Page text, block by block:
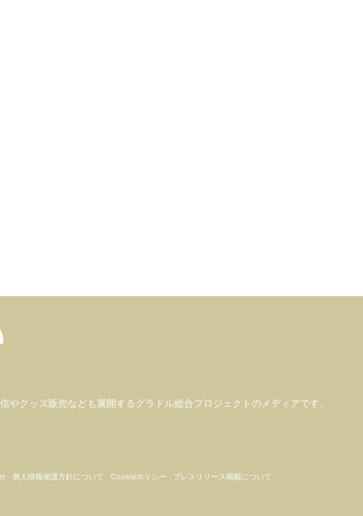
やグッズ販売なども 展開するグラドル総合プロジェクトのメディアです。
個人情報保護方針について Cookieポリシー プレスリリース掲載について